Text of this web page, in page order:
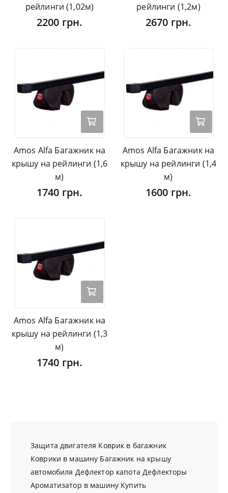
рейлинги (1,02м)
2200 грн.
рейлинги (1,2м)
2670 грн.
Amos Alfa Багажник на
крышу на рейлинги (1,6
м)
1740 грн.
Amos Alfa Багажник на
крышу на рейлинги (1,4
м)
1600 грн.
Amos Alfa Багажник на
крышу на рейлинги (1,3
м)
1740 грн.
Защита двигателя Коврик в багажник
Коврики в машину Багажник на крышу
автомобиля Дефлектор капота Дефлекторы
Ароматизатор в машину Купить